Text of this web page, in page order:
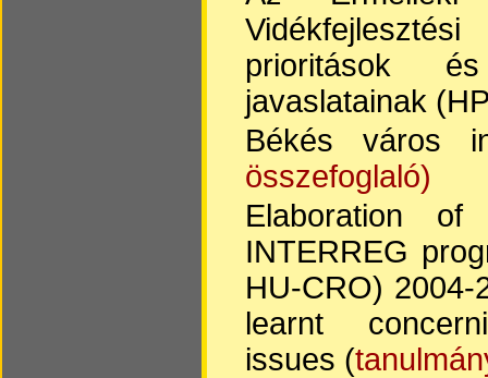
prioritások
javaslatainak
Békés város
összefoglaló)
Elaboration
INTERREG
HU-CRO)
learnt
issues (